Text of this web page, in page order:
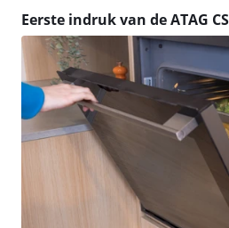
Eerste indruk van de ATAG